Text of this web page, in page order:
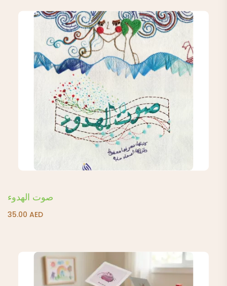
صوت الهدوء
35.00 AED